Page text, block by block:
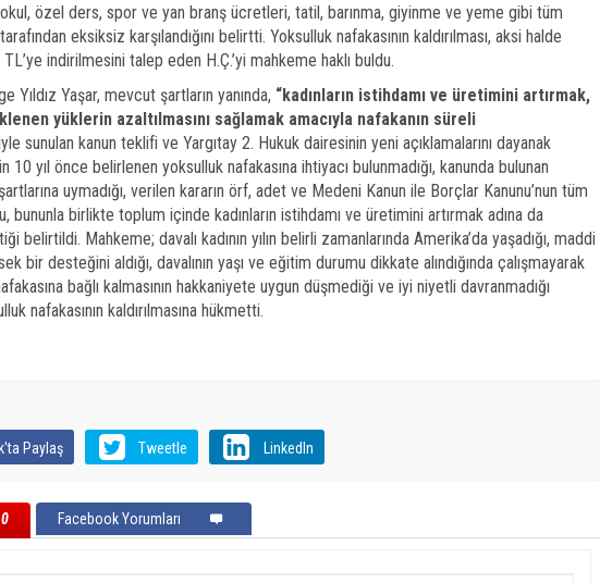
okul, özel ders, spor ve yan branş ücretleri, tatil, barınma, giyinme ve yeme gibi tüm
eksiksiz karşılandığını belirtti. Yoksulluk nafakasının kaldırılması, aksi halde
TL’ye indirilmesini talep eden H.Ç.’yi mahkeme haklı buldu.
Yıldız Yaşar, mevcut şartların yanında, “kadınların istihdamı ve üretimini artırmak,
yüklerin azaltılmasını sağlamak amacıyla nafakanın süreli
sunulan kanun teklifi ve Yargıtay 2. Hukuk dairesinin yeni açıklamalarını dayanak
10 yıl önce belirlenen yoksulluk nafakasına ihtiyacı bulunmadığı, kanunda bulunan
uymadığı, verilen kararın örf, adet ve Medeni Kanun ile Borçlar Kanunu’nun tüm
bununla birlikte toplum içinde kadınların istihdamı ve üretimini artırmak adına da
belirtildi. Mahkeme; davalı kadının yılın belirli zamanlarında Amerika’da yaşadığı, maddi
bir desteğini aldığı, davalının yaşı ve eğitim durumu dikkate alındığında çalışmayarak
bağlı kalmasının hakkaniyete uygun düşmediği ve iyi niyetli davranmadığı
nafakasının kaldırılmasına hükmetti.
Paylaş Tweetle LinkedIn
0 Facebook Yorumları